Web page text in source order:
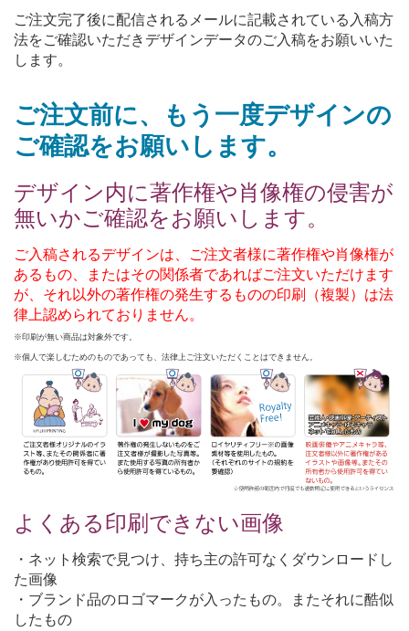
ご注文完了後に配信されるメールに記載されている入稿方
法をご確認いただきデザインデータのご入稿をお願いいた
します。
ご注文前に、もう一度デザインの
ご確認をお願いします。
デザイン内に著作権や肖像権の侵害が
無いかご確認をお願いします。
ご入稿されるデザインは、ご注文者様に著作権や肖像権が
あるもの、またはその関係者であればご注文いただけます
が、それ以外の著作権の発生するものの印刷（複製）は法
律上認められておりません。
※印刷が無い商品は対象外です。
※個人で楽しむためのものであっても、法律上ご注文いただくことはできません。
よくある印刷できない画像
・ネット検索で見つけ、持ち主の許可なくダウンロードし
た画像
・ブランド品のロゴマークが入ったもの。またそれに酷似
したもの